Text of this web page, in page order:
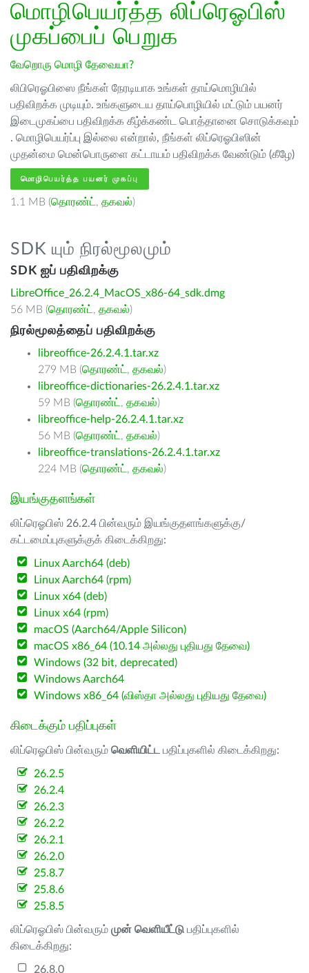
மொழிபெயர்த்த லிப்ரெஓபிஸ்
முகப்பைப் பெறுக
வேறொரு மொழி தேவையா?
லிபிரெஓபிஸை நீங்கள் நேரடியாக உங்கள் தாய்மொழியில்
பதிவிறக்க முடியும். உங்களுடைய தாய்பொழியில் மட்டும் பயனர்
இடைமுகப்பை பதிவிறக்க கீழ்க்கண்ட பொத்தானை சொடுக்கவும்
. மொழிபெயர்ப்பு இல்லை என்றால், நீங்கள் லிப்ரெஓபிஸின்
முதன்மை மென்பொருளை கட்டாயம் பதிவிறக்க வேண்டும் (கீழே)
மொழிபெயர்த்த பயனர் முகப்பு
1.1 MB (தொரண்ட் , தகவல்)
SDK யும் நிரல்மூலமும்
SDK ஐப் பதிவிறக்கு
LibreOffice_26.2.4_MacOS_x86-64_sdk.dmg
56 MB (தொரண்ட் , தகவல்)
நிரல்மூலத்தைப் பதிவிறக்கு
libreoffice-26.2.4.1.tar.xz
279 MB (தொரண்ட் , தகவல்)
libreoffice-dictionaries-26.2.4.1.tar.xz
59 MB (தொரண்ட் , தகவல்)
libreoffice-help-26.2.4.1.tar.xz
56 MB (தொரண்ட் , தகவல்)
libreoffice-translations-26.2.4.1.tar.xz
224 MB (தொரண்ட் , தகவல்)
இயங்குதளங்கள்
லிப்ரெஓபிஸ் 26.2.4 பின்வரும் இயங்குதளங்களுக்கு/
கட்டமைப்புகளுக்குக் கிடைக்கிறது:
Linux Aarch64 (deb)
Linux Aarch64 (rpm)
Linux x64 (deb)
Linux x64 (rpm)
macOS (Aarch64/Apple Silicon)
macOS x86_64 (10.14 அல்லது புதியது தேவை)
Windows (32 bit, deprecated)
Windows Aarch64
Windows x86_64 (விஸ்தா அல்லது புதியது தேவை)
கிடைக்கும் பதிப்புகள்
லிப்ரெஓபிஸ் பின்வரும் வெளியிட்ட பதிப்புகளில் கிடைக்கிறது:
26.2.5
26.2.4
26.2.3
26.2.2
26.2.1
26.2.0
25.8.7
25.8.6
25.8.5
லிப்ரெஓபிஸ் பின்வரும் முன் வெளியீட்டு பதிப்புகளில்
கிடைக்கிறது:
26.8.0